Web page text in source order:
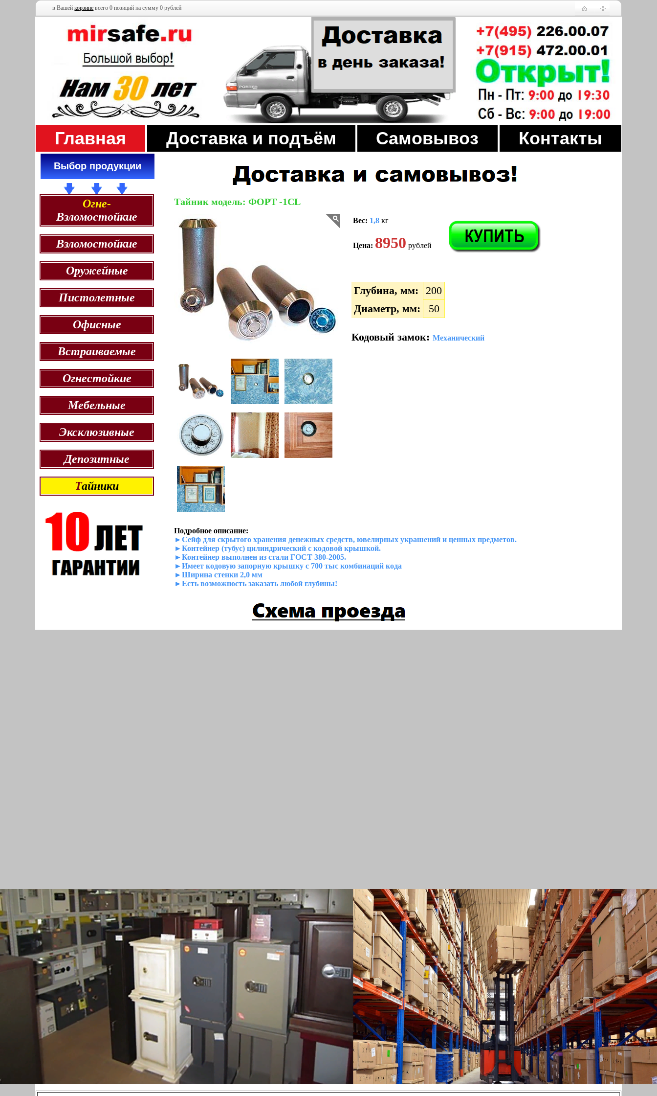
в Вашейкорзине всего 0 позиций на сумму 0 рублей
Главная Доставка и подъём Самовывоз Контакты
Выбор продукции
Огне-
Взломостойкие
Взломостойкие
Оружейные
Пистолетные
Офисные
Встраиваемые
Огнестойкие
Мебельные
Эксклюзивные
Депозитные
Тайники
Тайник модель: ФОРТ -1CL
Вес: 1,8 кг
Цена: 8950 рублей
Глубина, мм:
200
Диаметр, мм:
50
Кодовый замок: Механический
Подробное описание:
►Сейф для скрытого хранения денежных средств, ювелирных украшений и ценных предметов.
►Контейнер (тубус) цилиндрический с кодовой крышкой.
►Контейнер выполнен из стали ГОСТ 380-2005.
►Имеет кодовую запорную крышку с 700 тыс комбинаций кода
►Ширина стенки 2,0 мм
►Есть возможность заказать любой глубины!